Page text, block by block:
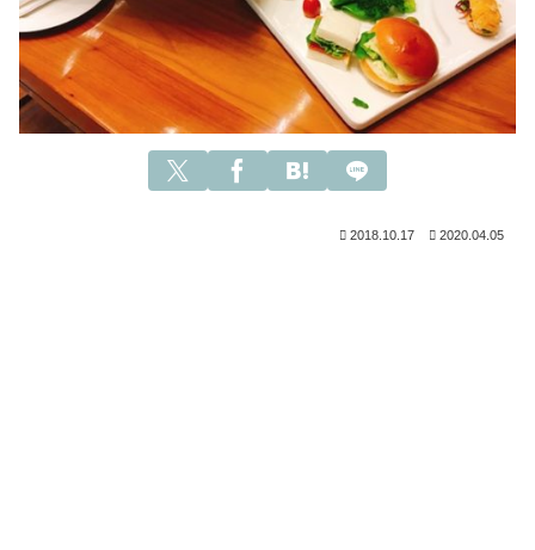
2018.10.17 2020.04.05